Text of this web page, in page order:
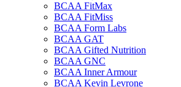
BCAA FitMax
BCAA FitMiss
BCAA Form Labs
BCAA GAT
BCAA Gifted Nutrition
BCAA GNC
BCAA Inner Armour
BCAA Kevin Levrone